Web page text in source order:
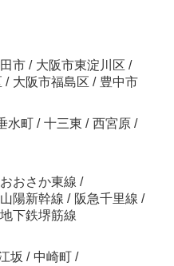
市 / 大阪市東淀川区 /
/ 大阪市福島区 / 豊中市
水町 / 十三東 / 西宮原 /
おおさか東線 /
山陽新幹線 / 阪急千里線 /
地下鉄堺筋線
坂 / 中崎町 /